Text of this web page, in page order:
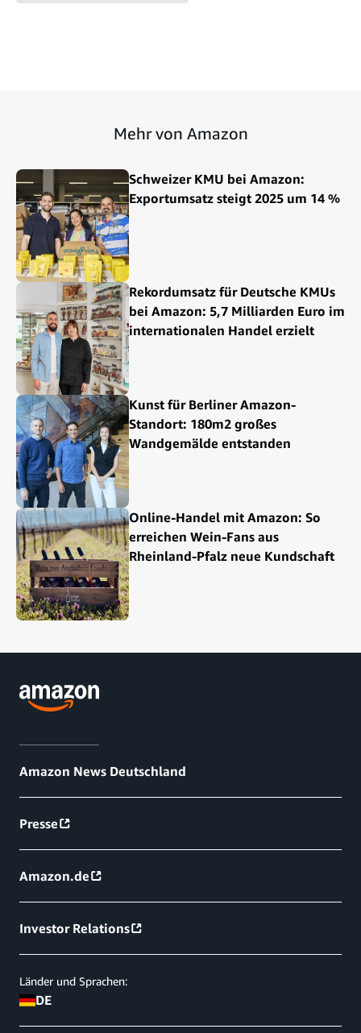
Mehr von Amazon
Schweizer KMU bei Amazon:
Exportumsatz steigt 2025 um 14 %
Rekordumsatz für Deutsche KMUs
bei Amazon: 5,7 Milliarden Euro im
internationalen Handel erzielt
Kunst für Berliner Amazon-
Standort: 180m2 großes
Wandgemälde entstanden
Online-Handel mit Amazon: So
erreichen Wein-Fans aus
Rheinland-Pfalz neue Kundschaft
Amazon News Deutschland
Presse
Amazon.de
Investor Relations
Länder und Sprachen:
DE